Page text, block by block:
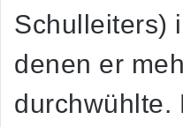
Schulleiters)
denen er
durchwühlte.